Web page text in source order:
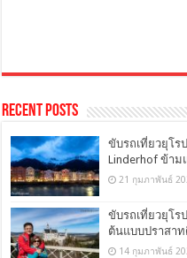
Recent Posts
ขับรถเที่ยวยุโร
Linderhof ข้าม
21 กุมภาพันธ์
ขับรถเที่ยวยุโร
ต้นแบบปราสา
14 กุมภาพันธ์